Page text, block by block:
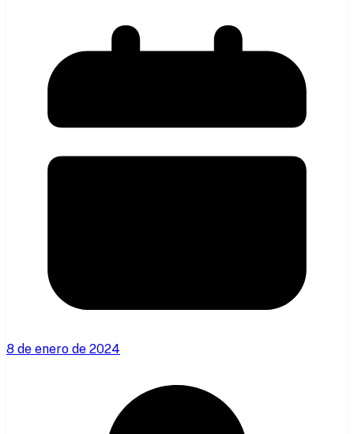
8 de enero de 2024